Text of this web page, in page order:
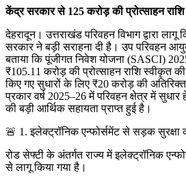
केंद्र सरकार से 125 करोड़ की प्रोत्साहन
देहरादून। उत्तराखंड परिवहन विभाग द्वारा
सरकार ने बड़ी सराहना दी है। उप परिवहन
बताया कि पूंजीगत निवेश योजना (SASCI)
₹105.11 करोड़ की प्रोत्साहन राशि स्वीकृत
किए गए सुधारों के लिए ₹20 करोड़ की
प्रकार वर्ष 2025–26 में परिवहन क्षेत्र में
की बड़ी आर्थिक सहायता प्राप्त हुई है।
🚨 1. इलेक्ट्रॉनिक एन्फोर्समेंट से सड़क सुरक्षा
रोड सेफ्टी के अंतर्गत राज्य में इलेक्ट्रॉनिक
से लागू किया गया है।